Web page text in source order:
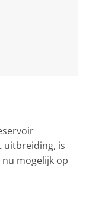
uitbreiding, is
mogelijk op